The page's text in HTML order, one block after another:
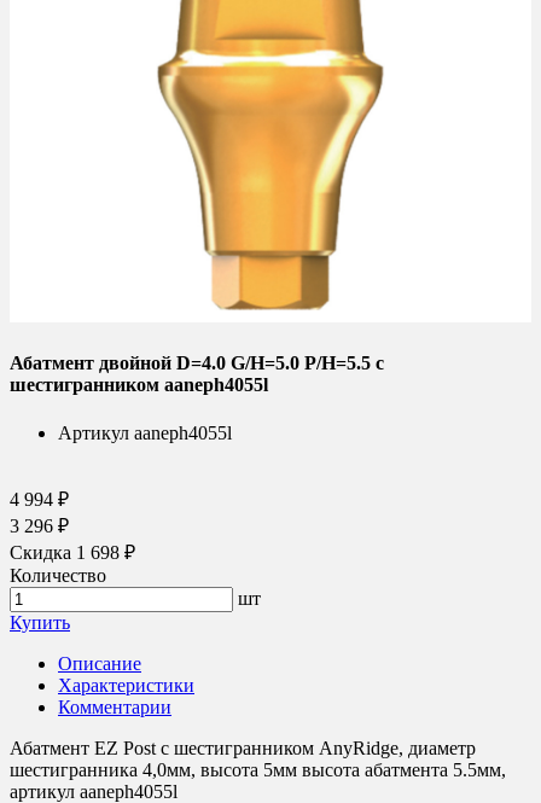
Абатмент двойной D=4.0 G/H=5.0 P/H=5.5 с
шестигранником aaneph4055l
Артикул aaneph4055l
4 994 ₽
3 296 ₽
Скидка 1 698 ₽
Количество
шт
Купить
Описание
Характеристики
Комментарии
Абатмент EZ Post с шестигранником AnyRidge, диаметр
шестигранника 4,0мм, высота 5мм высота абатмента 5.5мм,
артикул aaneph4055l